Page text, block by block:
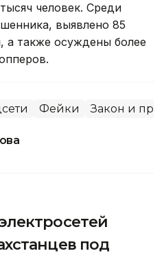
человек. Среди
выявлено 85
а также осуждены более
Фейки Закон и
под